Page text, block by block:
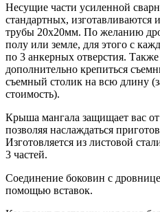
Несущие части усиленной
стандартных, изготавливаются
трубы 20х20мм. По желанию
полу или земле, для этого с
по 3 анкерных отверстия.
дополнительно крепиться
съемный столик на всю длину
стоимость).
Крыша мангала защищает вас
позволяя наслаждаться
Изготовляется из листовой
3 частей.
Соединение боковин с
помощью вставок.